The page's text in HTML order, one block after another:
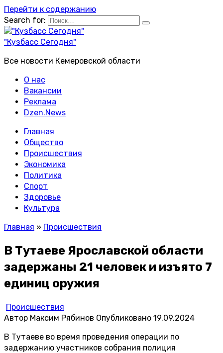
Перейти к содержанию
Search for:
"Кузбасс Сегодня"
Все новости Кемеровской области
О нас
Вакансии
Реклама
Dzen.News
Главная
Общество
Происшествия
Экономика
Политика
Спорт
Здоровье
Культура
Главная » Происшествия
В Тутаеве Ярославской области
задержаны 21 человек и изъято 7
единиц оружия
Происшествия
Автор Максим Рябинов Опубликовано 19.09.2024
В Тутаеве во время проведения операции по
задержанию участников собрания полиция